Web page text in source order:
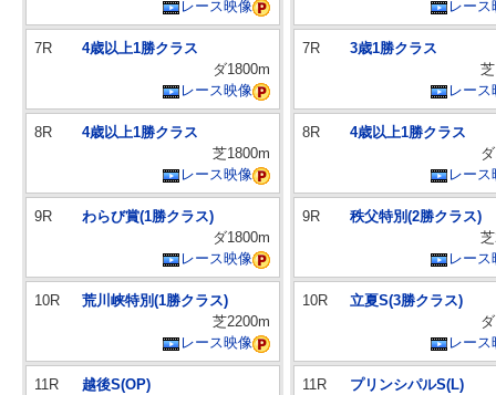
レース映像
7R
4歳以上1勝クラス
ダ1800m
レース映像
8R
4歳以上1勝クラス
芝1800m
レース映像
9R
わらび賞(1勝クラス)
ダ1800m
レース映像
10R
荒川峡特別(1勝クラス)
芝2200m
レース映像
11R
越後S(OP)
レース
7R
3歳1勝クラス
レース
8R
4歳以上1勝クラス
レース
9R
秩父特別(2勝クラス)
レース
10R
立夏S(3勝クラス)
レース
11R
プリンシパルS(L)